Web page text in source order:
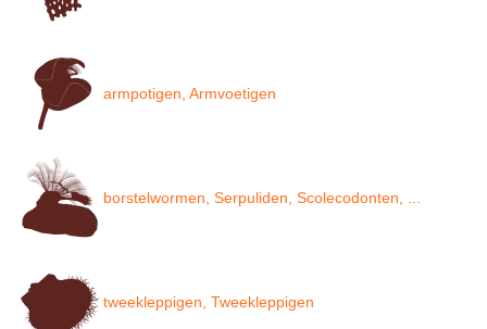
armpotigen, Armvoetigen
borstelwormen, Serpuliden, Scolecodonten, ...
tweekleppigen, Tweekleppigen